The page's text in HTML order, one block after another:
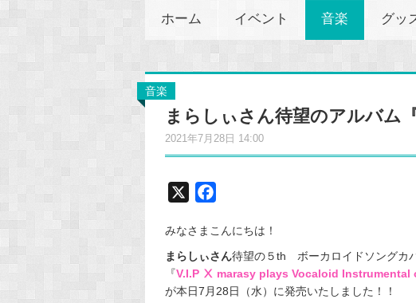
ホーム イベント 音楽 グッ
音楽
まらしぃさん待望のアルバム
2021年7月28日 14:00
c
e
b
o
みなさまこんにちは！
まらしぃさん待望の５th ボーカロイドソングカ
『V.I.P Ⅹ marasy plays Vocaloid Instrumental
が本日7月28日（水）に発売いたしました！！